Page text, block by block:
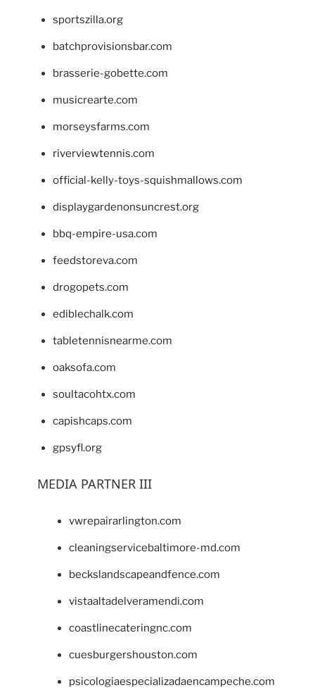
sportszilla.org
batchprovisionsbar.com
brasserie-gobette.com
musicrearte.com
morseysfarms.com
riverviewtennis.com
official-kelly-toys-squishmallows.com
displaygardenonsuncrest.org
bbq-empire-usa.com
feedstoreva.com
drogopets.com
ediblechalk.com
tabletennisnearme.com
oaksofa.com
soultacohtx.com
capishcaps.com
gpsyfl.org
MEDIA PARTNER III
vwrepairarlington.com
cleaningservicebaltimore-md.com
beckslandscapeandfence.com
vistaaltadelveramendi.com
coastlinecateringnc.com
cuesburgershouston.com
psicologiaespecializadaencampeche.com